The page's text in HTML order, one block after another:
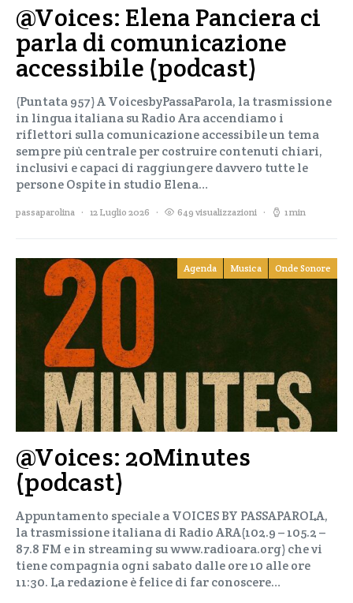
@Voices: Elena Panciera ci
parla di comunicazione
accessibile (podcast)
(Puntata 957) A VoicesbyPassaParola, la trasmissione
in lingua italiana su Radio Ara accendiamo i
riflettori sulla comunicazione accessibile un tema
sempre più centrale per costruire contenuti chiari,
inclusivi e capaci di raggiungere davvero tutte le
persone Ospite in studio Elena…
passaparolina 12 Luglio 2026 649 visualizzazioni 1 min
Agenda Musica Onde Sonore
@Voices: 20Minutes
(podcast)
Appuntamento speciale a VOICES BY PASSAPAROLA,
la trasmissione italiana di Radio ARA(102.9 – 105.2 –
87.8 FM e in streaming su www.radioara.org) che vi
tiene compagnia ogni sabato dalle ore 10 alle ore
11:30. La redazione è felice di far conoscere…